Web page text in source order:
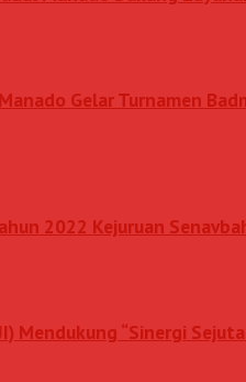
Gelar Turnamen
2022 Kejuruan
Mendukung “Sinergi